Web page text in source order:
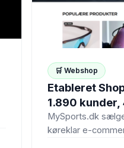
🛒 Webshop
Etableret
1.890
lager værdi
MySports.dk
køreklar e-